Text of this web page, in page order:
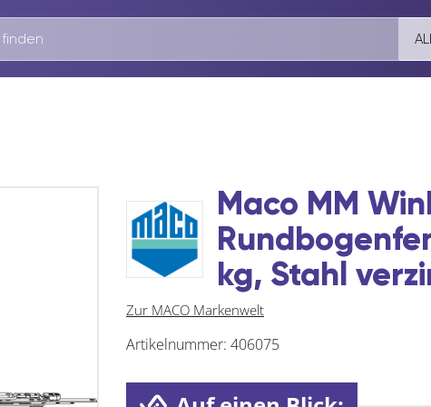
Maco MM
kg, Stahl
Zur MACO Markenwelt
Artikelnummer: 406075